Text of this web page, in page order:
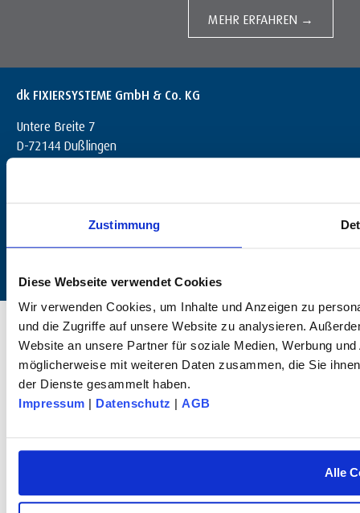
Zustimmung
Diese Webseite verwendet Cookies
Wir verwenden Cookies, um Inhalte und Anzeigen zu
und die Zugriffe auf unsere Website zu analysieren.
Website an unsere Partner für soziale Medien, Werbung
möglicherweise mit weiteren Daten zusammen, die Sie
der Dienste gesammelt haben.
Impressum | Datenschutz | AGB
Alle
MEHR ERFAHREN →
dk FIXIERSYSTEME GmbH & Co. KG
Untere Breite 7
D-72144 Dußlingen
© 2026 dk FIXIERSYSTEME GmbH & Co. KG – Alle Rechte vorbehalten.